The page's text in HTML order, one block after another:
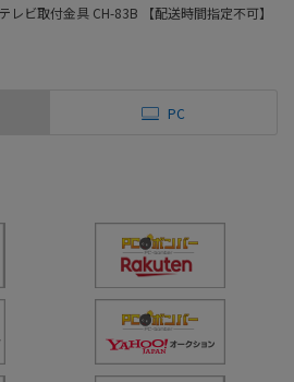
レビ取付金具 CH-83B 【配送時間指定不可】
PC